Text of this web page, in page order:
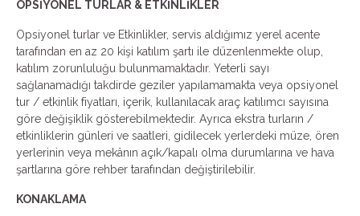
OPSİYONEL TURLAR & ETKİNLİKLER
Opsiyonel turlar ve Etkinlikler, servis aldığımız yerel acente
tarafından en az 20 kişi katılım şartı ile düzenlenmekte olup,
katılım zorunluluğu bulunmamaktadır. Yeterli sayı
sağlanamadığı takdirde geziler yapılamamakta veya opsiyonel
tur / etkinlik fiyatları, içerik, kullanılacak araç katılımcı sayısına
göre değişiklik gösterebilmektedir. Ayrıca ekstra turların /
etkinliklerin günleri ve saatleri, gidilecek yerlerdeki müze, ören
yerlerinin veya mekânın açık/kapalı olma durumlarına ve hava
şartlarına göre rehber tarafından değiştirilebilir.
KONAKLAMA